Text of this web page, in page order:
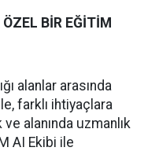
BİR EĞİTİM
alanlar arasında
farklı ihtiyaçlara
alanında uzmanlık
AI Ekibi ile